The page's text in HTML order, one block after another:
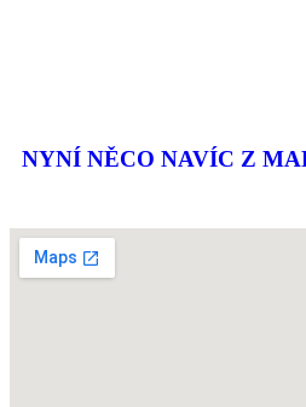
NYNÍ NĚCO NAVÍC Z